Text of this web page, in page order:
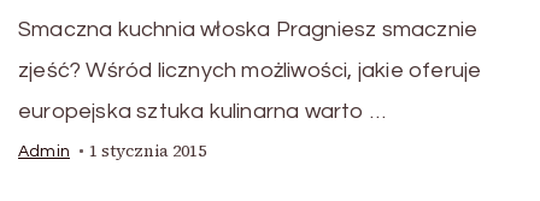
Smaczna kuchnia włoska Pragniesz smacznie
zjeść? Wśród licznych możliwości, jakie oferuje
europejska sztuka kulinarna warto …
Admin 1 stycznia 2015